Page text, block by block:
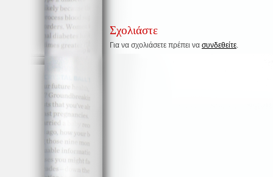
Σχολιάστε
Για να σχολιάσετε πρέπει να συνδεθείτε.